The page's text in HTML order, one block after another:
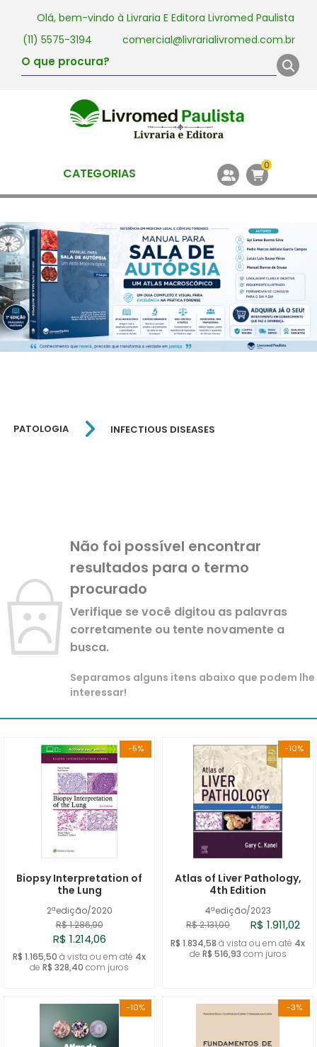
Olá, bem-vindo à Livraria E Editora Livromed Paulista
(11) 5575-3194
comercial@livrarialivromed.com.br
CATEGORIAS 0
PATOLOGIA INFECTIOUS DISEASES
Não foi possível encontrar
resultados para o termo
procurado
Verifique se você digitou as palavras
corretamente ou tente novamente a
busca.
Separamos alguns itens abaixo que podem lhe
interessar!
-5%
2ªedição/2020
Biopsy Interpretation of
the Lung
R$ 1.286,90
R$ 1.214,06
R$ 1.165,50 à vista ou em até 4x
de R$ 328,40 com juros
-10%
4ªedição/2023
Atlas of Liver Pathology,
4th Edition
R$ 2.131,00 R$ 1.911,02
R$ 1.834,58 à vista ou em até 4x
de R$ 516,93 com juros
-10% -3%